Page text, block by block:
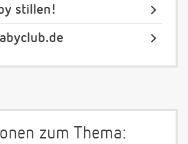
stillen!
zum Thema: